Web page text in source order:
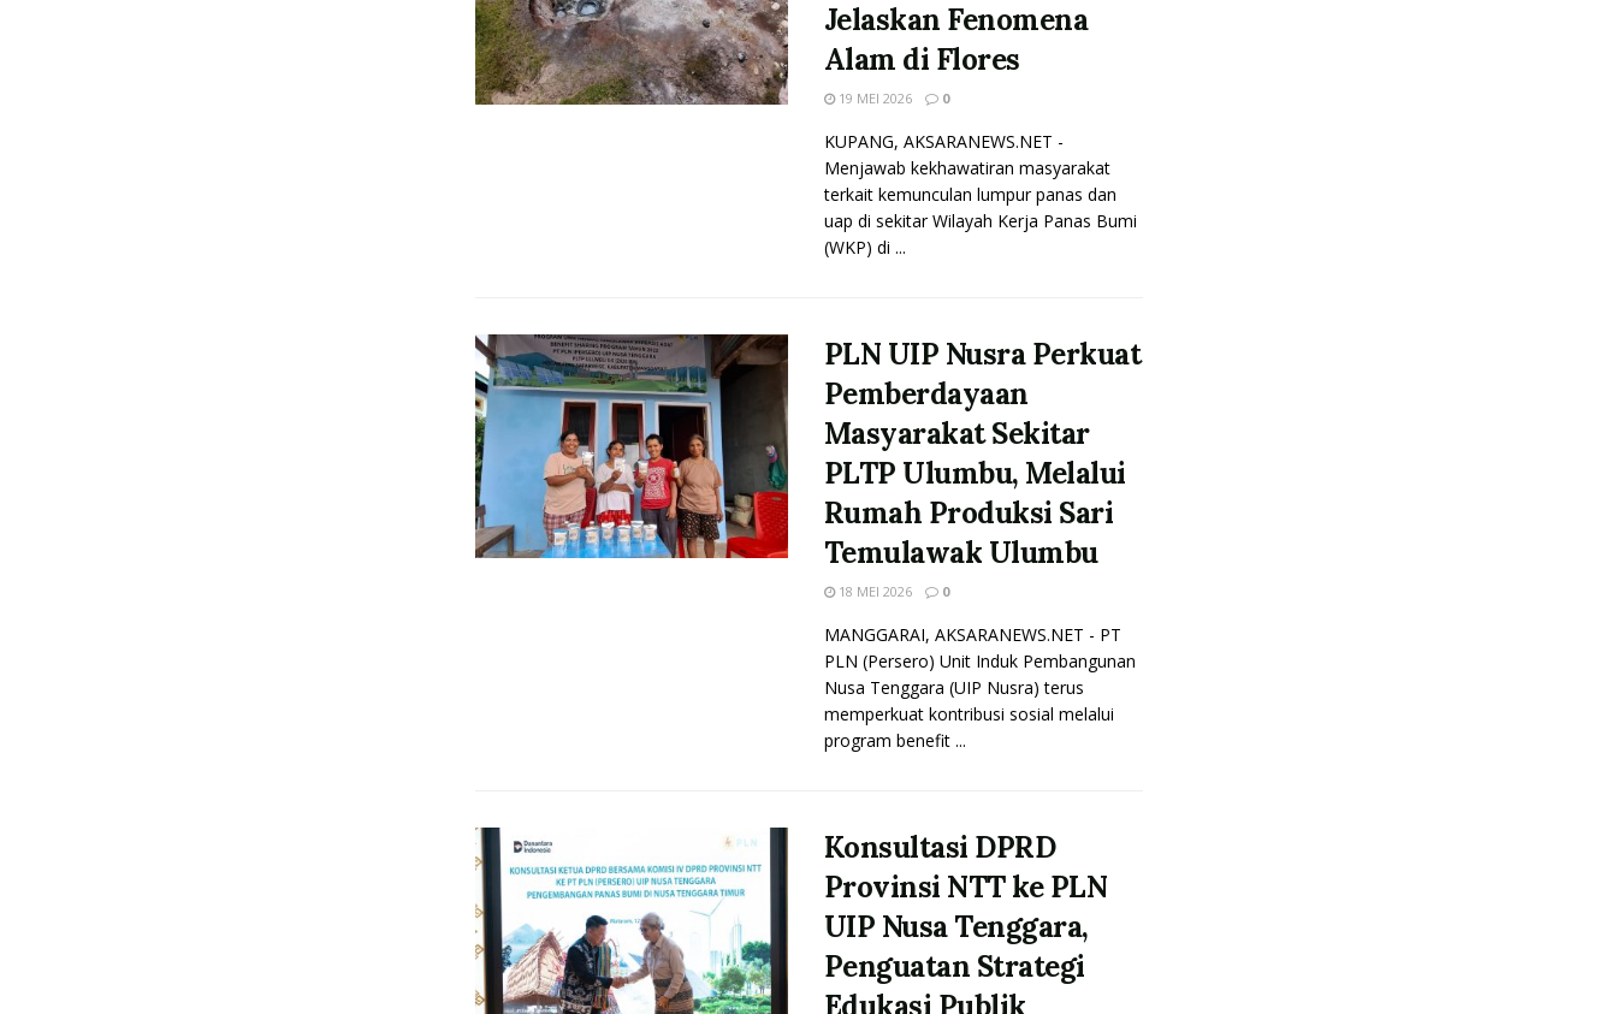
Jelaskan Fenomena
Alam di Flores
19 MEI 2026 0
KUPANG, AKSARANEWS.NET -
Menjawab kekhawatiran masyarakat
terkait kemunculan lumpur panas dan
uap di sekitar Wilayah Kerja Panas Bumi
(WKP) di ...
PLN UIP Nusra Perkuat
Pemberdayaan
Masyarakat Sekitar
PLTP Ulumbu, Melalui
Rumah Produksi Sari
Temulawak Ulumbu
18 MEI 2026 0
MANGGARAI, AKSARANEWS.NET - PT
PLN (Persero) Unit Induk Pembangunan
Nusa Tenggara (UIP Nusra) terus
memperkuat kontribusi sosial melalui
program benefit ...
Konsultasi DPRD
Provinsi NTT ke PLN
UIP Nusa Tenggara,
Penguatan Strategi
Edukasi Publik